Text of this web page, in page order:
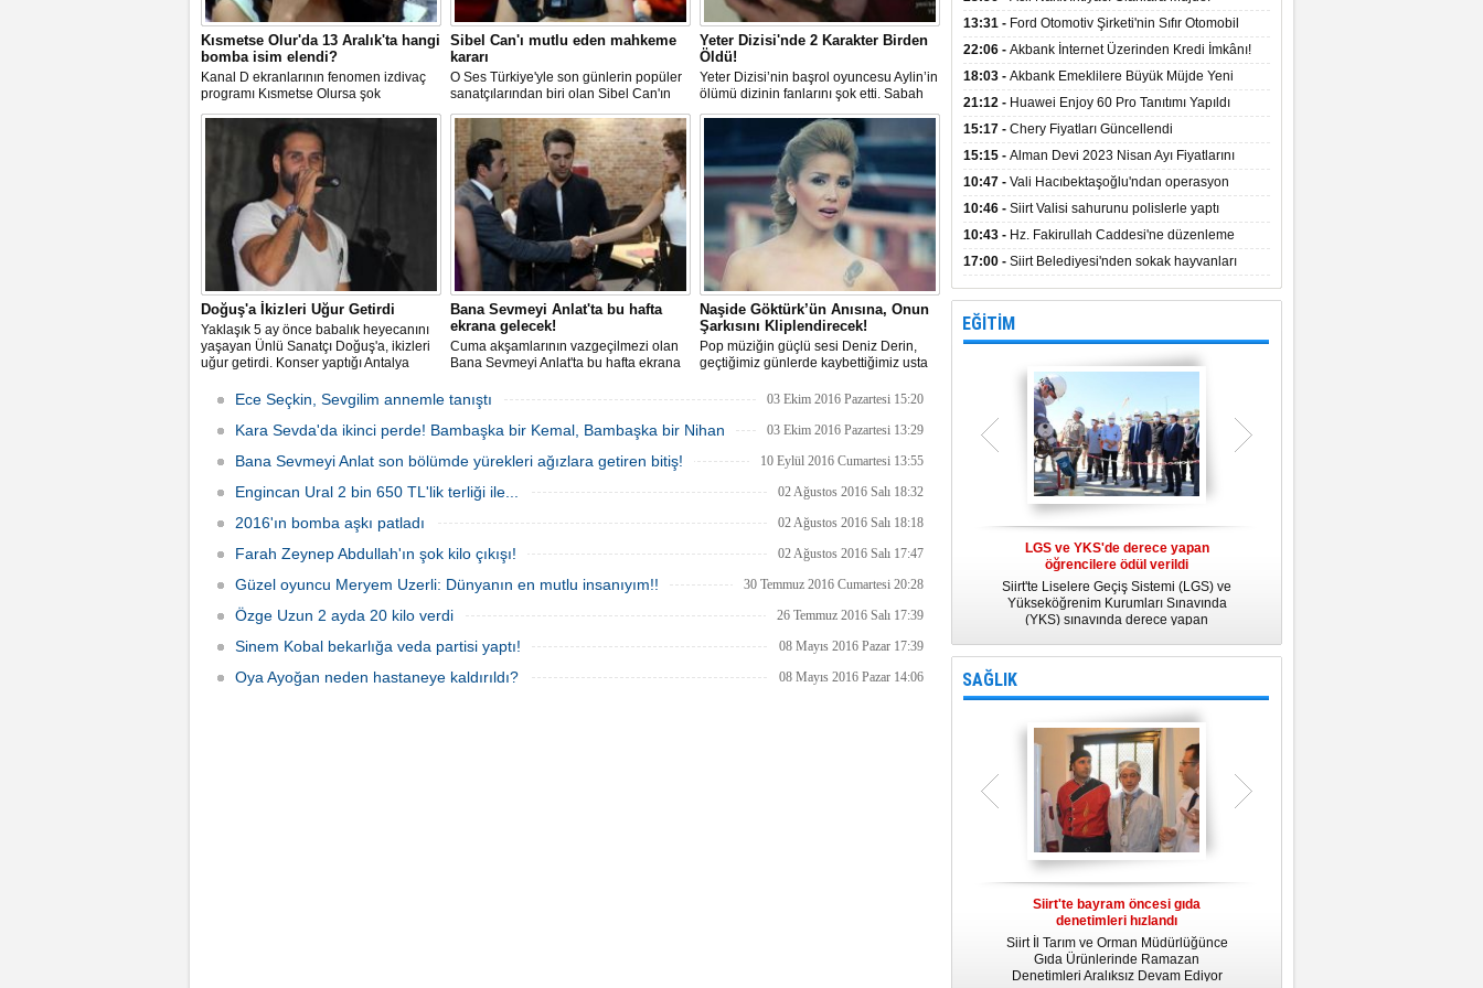
Kısmetse Olur'da 13 Aralık'ta hangi
bomba isim elendi?
Kanal D ekranlarının fenomen izdivaç
programı Kısmetse Olursa şok
gelişmeler var.Hangi aday elendi
sorusu oldukça merak ediliyor.İşte
Sibel Can'ı mutlu eden mahkeme
kararı
O Ses Türkiye'yle son günlerin popüler
sanatçılarından biri olan Sibel Can'ın
mahkemeden beklediği karar aylar
sonra geldi.
Yeter Dizisi'nde 2 Karakter Birden
Öldü!
Yeter Dizisi’nin başrol oyuncesu Aylin’in
ölümü dizinin fanlarını şok etti. Sabah
herkes uyandığında villanın havuzunda
suyun üstünde Aylin boğulmuş halde
Doğuş'a İkizleri Uğur Getirdi
Yaklaşık 5 ay önce babalık heyecanını
yaşayan Ünlü Sanatçı Doğuş'a, ikizleri
uğur getirdi. Konser yaptığı Antalya
bir gece yaşatan ünlü şarkıcı Doğuş,
sahne öncesi gazetecilerin sorularını
yanıtladı.
Bana Sevmeyi Anlat'ta bu hafta
ekrana gelecek!
Cuma akşamlarının vazgeçilmezi olan
Bana Sevmeyi Anlat'ta bu hafta ekrana
Leyla ile yüzleşme şansı bulacak.
Naşide Göktürk’ün Anısına, Onun
Şarkısını Kliplendirecek!
Pop müziğin güçlü sesi Deniz Derin,
geçtiğimiz günlerde kaybettiğimiz usta
Rehin’ adlı şarkısını yeni albümünün
ünlü klip yönetmeni ‘Tamer Aydoğdu’
Ece Seçkin, Sevgilim annemle tanıştı 03 Ekim 2016 Pazartesi 15:20
Kara Sevda'da ikinci perde! Bambaşka bir Kemal, Bambaşka bir Nihan 03 Ekim 2016 Pazartesi 13:29
Bana Sevmeyi Anlat son bölümde yürekleri ağızlara getiren bitiş! 10 Eylül 2016 Cumartesi 13:55
Engincan Ural 2 bin 650 TL'lik terliği ile... 02 Ağustos 2016 Salı 18:32
2016'ın bomba aşkı patladı 02 Ağustos 2016 Salı 18:18
Farah Zeynep Abdullah'ın şok kilo çıkışı! 02 Ağustos 2016 Salı 17:47
Güzel oyuncu Meryem Uzerli: Dünyanın en mutlu insanıyım!! 30 Temmuz 2016 Cumartesi 20:28
Özge Uzun 2 ayda 20 kilo verdi 26 Temmuz 2016 Salı 17:39
Sinem Kobal bekarlığa veda partisi yaptı! 08 Mayıs 2016 Pazar 17:39
Oya Ayoğan neden hastaneye kaldırıldı? 08 Mayıs 2016 Pazar 14:06
Bankaların Kredi Faiz Oranları Açıklandı! Uzun
Vadeyle Düşük Faizle Ödeme İmkânı!
13:31 - Ford Otomotiv Şirketi'nin Sıfır Otomobil
Kampanyasıyla Avantajlı Fiyatlar ve Takas İmkânı!
22:06 - Akbank İnternet Üzerinden Kredi İmkânı!
18:03 - Akbank Emeklilere Büyük Müjde Yeni
Avantajlar Sizi Bekliyor!
21:12 - Huawei Enjoy 60 Pro Tanıtımı Yapıldı
15:17 - Chery Fiyatları Güncellendi
15:15 - Alman Devi 2023 Nisan Ayı Fiyatlarını
Açıkladı
10:47 - Vali Hacıbektaşoğlu'ndan operasyon
bölgesinde inceleme
10:46 - Siirt Valisi sahurunu polislerle yaptı
10:43 - Hz. Fakirullah Caddesi'ne düzenleme
yapılacak
17:00 - Siirt Belediyesi'nden sokak hayvanları
projesi
EĞİTİM
LGS ve YKS'de derece yapan
öğrencilere ödül verildi
Siirt'te Liselere Geçiş Sistemi (LGS) ve
Yükseköğrenim Kurumları Sınavında
(YKS) sınavında derece yapan
Kadına Yönelik Şiddetle Mücadele"
SAĞLIK
Siirt'te bayram öncesi gıda
denetimleri hızlandı
Siirt İl Tarım ve Orman Müdürlüğünce
Gıda Ürünlerinde Ramazan
Denetimleri Aralıksız Devam Ediyor